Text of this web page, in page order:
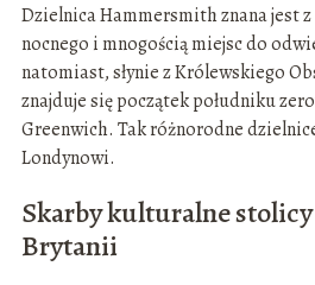
Dzielnica Hammersmith znana jest
nocnego i mnogością miejsc do
natomiast, słynie z Królewskiego
znajduje się początek południku
Greenwich. Tak różnorodne
Londynowi.
Skarby kulturalne
Brytanii